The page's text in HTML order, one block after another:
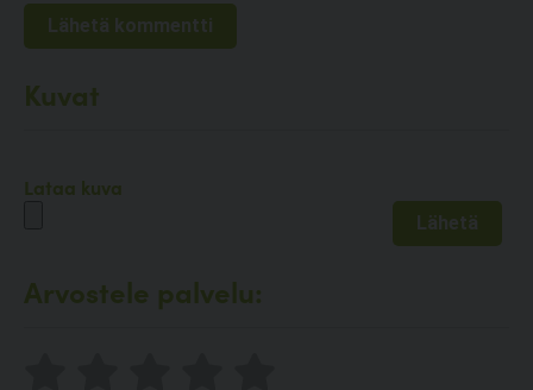
Kuvat
Lataa kuva
Arvostele palvelu: